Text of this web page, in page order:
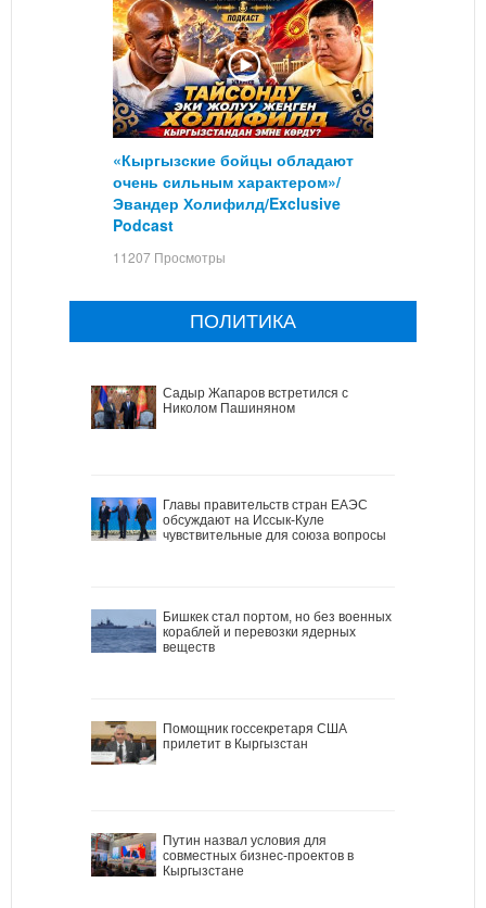
«Кыргызские бойцы обладают
очень сильным характером»/
Эвандер Холифилд/Exclusive
Podcast
11207 Просмотры
ПОЛИТИКА
Садыр Жапаров встретился с
Николом Пашиняном
Главы правительств стран ЕАЭС
обсуждают на Иссык-Куле
чувствительные для союза вопросы
Бишкек стал портом, но без военных
кораблей и перевозки ядерных
веществ
Помощник госсекретаря США
прилетит в Кыргызстан
Путин назвал условия для
совместных бизнес-проектов в
Кыргызстане